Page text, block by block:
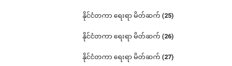
နိုင်ငံတကာ ရေးရာ မိတ်ဆက် (25)
နိုင်ငံတကာ ရေးရာ မိတ်ဆက် (26)
နိုင်ငံတကာ ရေးရာ မိတ်ဆက် (27)